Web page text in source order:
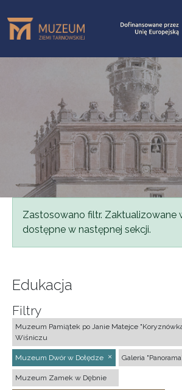
Komunikat
Zastosowano filtr. Zaktualizowane
dostępne w następnej sekcji.
Edukacja
Filtry
Muzeum Pamiątek po Janie Matejce
Wiśniczu
Muzeum Dwór w Dołędze Galeria
Muzeum Zamek w Dębnie